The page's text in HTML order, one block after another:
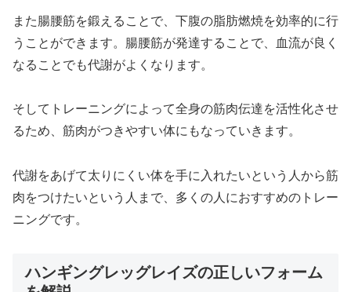
また腸腰筋を鍛えることで、下腹の脂肪燃焼を効率的に行
うことができます。腸腰筋が発達することで、血流が良く
なることでも代謝がよくなります。
そしてトレーニングによって全身の筋肉伝達を活性化させ
るため、筋肉がつきやすい体にもなっていきます。
代謝をあげて太りにくい体を手に入れたいという人から筋
肉をつけたいという人まで、多くの人におすすめのトレー
ニングです。
ハンギングレッグレイズの正しいフォーム